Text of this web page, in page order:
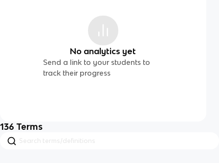
No analytics yet
Send a link to your students to
track their progress
136 Terms